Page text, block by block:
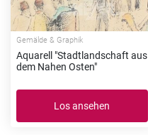
Gemälde & Graphik
Aquarell "Stadtlandschaft aus
dem Nahen Osten"
Los ansehen